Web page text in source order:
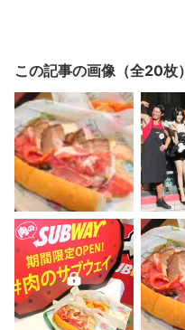
この記事の画像（全20枚）